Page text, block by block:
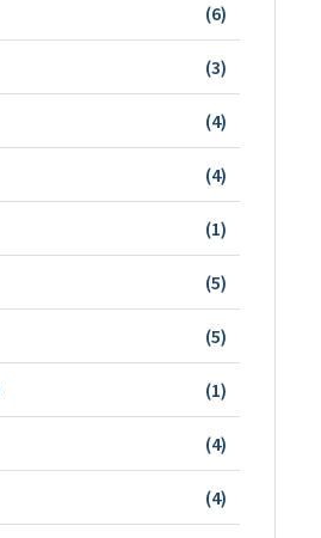
(6)
(3)
(4)
(4)
(1)
(5)
(5)
(1)
(4)
(4)